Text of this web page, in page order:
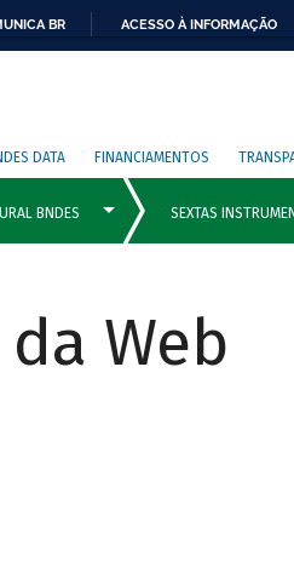
BR ACESSO À INFORMAÇÃO
DATA FINANCIAMENTOS
Web